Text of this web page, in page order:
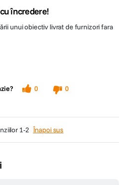
încredere!
unui obiectiv livrat de furnizori fara
0
0
1-2 Înapoi sus